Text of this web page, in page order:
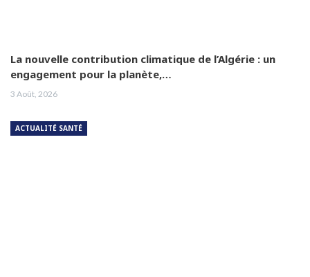
La nouvelle contribution climatique de l’Algérie : un
engagement pour la planète,…
3 Août, 2026
ACTUALITÉ SANTÉ